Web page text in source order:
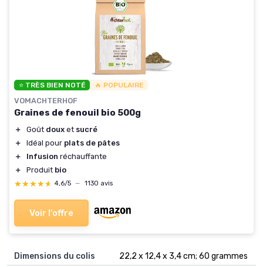
⭐ TRÈS BIEN NOTÉ 🔥 POPULAIRE
VOMACHTERHOF
Graines de fenouil bio 500g
＋ Goût doux et sucré
＋
Idéal pour plats de pâtes
＋
Infusion réchauffante
＋
Produit bio
★★★★★
★★★★★ 4,6/5 — 1130 avis
Voir l'offre
Dimensions du colis
‎22,2 x 12,4 x 3,4 cm; 60 grammes